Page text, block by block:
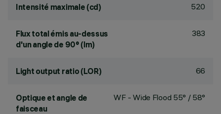
Intensité maximale (cd) 520
Flux total émis au-dessus
d'un angle de 90° (lm)
383
Light output ratio (LOR) 66
Optique et angle de
faisceau
WF - Wide Flood 55° / 58°